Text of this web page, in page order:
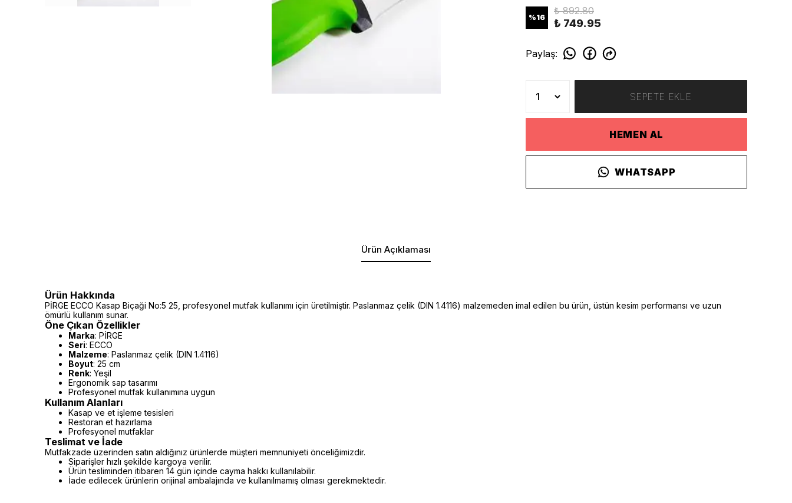
%16
₺ 892.80
₺ 749.95
Paylaş:
SEPETE EKLE
HEMEN AL
WHATSAPP
Ürün Açıklaması
Ürün Hakkında
PİRGE ECCO Kasap Biçaği No:5 25, profesyonel mutfak kullanımı için üretilmiştir. Paslanmaz çelik (DIN 1.4116) malzemeden imal edilen bu ürün, üstün kesim performansı ve uzun
ömürlü kullanım sunar.
Öne Çıkan Özellikler
Marka: PİRGE
Seri: ECCO
Malzeme: Paslanmaz çelik (DIN 1.4116)
Boyut: 25 cm
Renk: Yeşil
Ergonomik sap tasarımı
Profesyonel mutfak kullanımına uygun
Kullanım Alanları
Kasap ve et işleme tesisleri
Restoran et hazırlama
Profesyonel mutfaklar
Teslimat ve İade
Mutfakzade üzerinden satın aldığınız ürünlerde müşteri memnuniyeti önceliğimizdir.
Siparişler hızlı şekilde kargoya verilir.
Ürün tesliminden itibaren 14 gün içinde cayma hakkı kullanılabilir.
İade edilecek ürünlerin orijinal ambalajında ve kullanılmamış olması gerekmektedir.